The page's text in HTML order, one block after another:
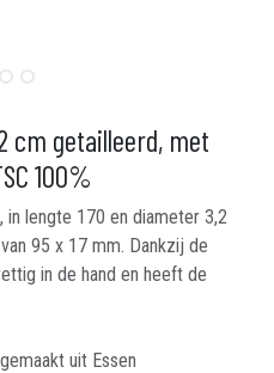
cm getailleerd, met
100%
in lengte 170 en diameter 3,2
95 x 17 mm. Dankzij de
in de hand en heeft de
uit Essen